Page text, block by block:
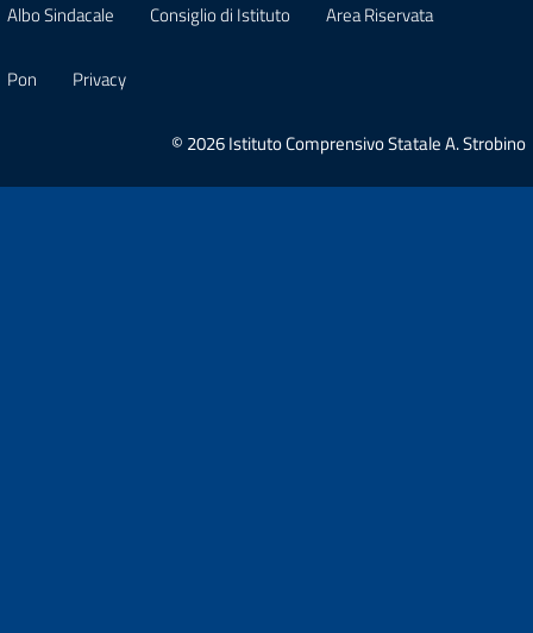
Albo Sindacale Consiglio di Istituto Area Riservata
Pon Privacy
© 2026 Istituto Comprensivo Statale A. Strobino